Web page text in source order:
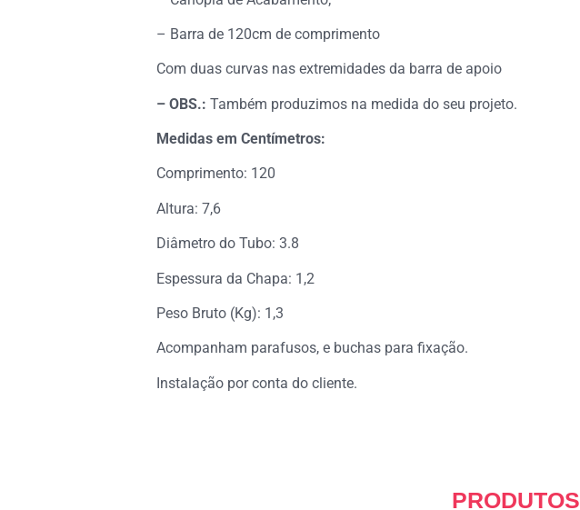
– Barra de 120cm de comprimento
Com duas curvas nas extremidades da barra de apoio
– OBS.: Também produzimos na medida do seu projeto.
Medidas em Centímetros:
Comprimento: 120
Altura: 7,6
Diâmetro do Tubo: 3.8
Espessura da Chapa: 1,2
Peso Bruto (Kg): 1,3
Acompanham parafusos, e buchas para fixação.
Instalação por conta do cliente.
PRODUTOS